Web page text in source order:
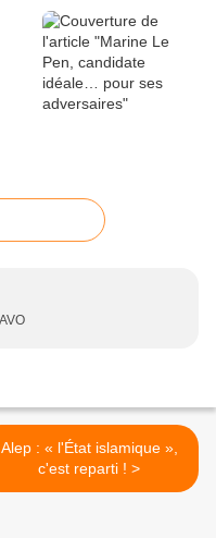
Alep : « l'État islamique »,
c'est reparti ! >